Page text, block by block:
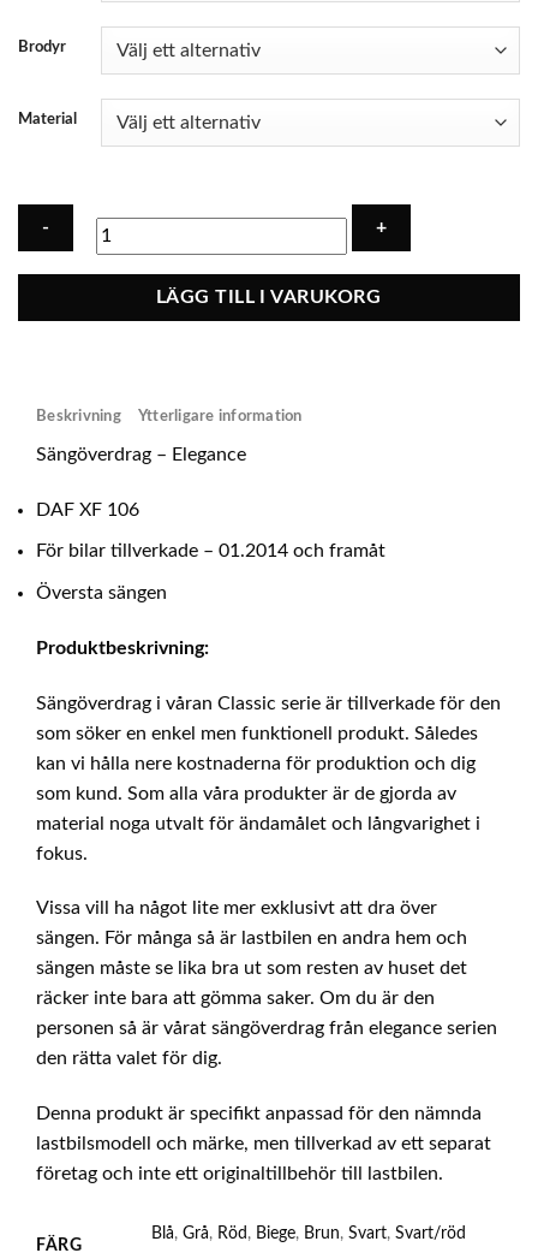
Brodyr
Material
105
EURO
-
mängd
LÄGG TILL I VARUKORG
Beskrivning Ytterligare information
Sängöverdrag – Elegance
DAF XF 106
För bilar tillverkade – 01.2014 och framåt
Översta sängen
Produktbeskrivning:
Sängöverdrag i våran Classic serie är tillverkade för den
som söker en enkel men funktionell produkt. Således
kan vi hålla nere kostnaderna för produktion och dig
som kund. Som alla våra produkter är de gjorda av
material noga utvalt för ändamålet och långvarighet i
fokus.
Vissa vill ha något lite mer exklusivt att dra över
sängen. För många så är lastbilen en andra hem och
sängen måste se lika bra ut som resten av huset det
räcker inte bara att gömma saker. Om du är den
personen så är vårat sängöverdrag från elegance serien
den rätta valet för dig.
Denna produkt är specifikt anpassad för den nämnda
lastbilsmodell och märke, men tillverkad av ett separat
företag och inte ett originaltillbehör till lastbilen.
FÄRG
Blå,Grå, Röd , Biege, Brun,Svart,Svart/röd